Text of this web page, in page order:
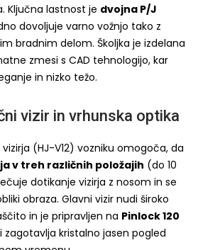
Ključna lastnost je dvojna P/J
dovoljuje varno vožnjo tako z
bradnim delom. Školjka je izdelana
zmesi s CAD tehnologijo, kar
in nizko težo.
vizir in vrhunska optika
(HJ-V12) vozniku omogoča, da
v treh različnih položajih (do 10
dotikanje vizirja z nosom in se
obraza. Glavni vizir nudi široko
in je pripravljen na Pinlock 120
zagotavlja kristalno jasen pogled